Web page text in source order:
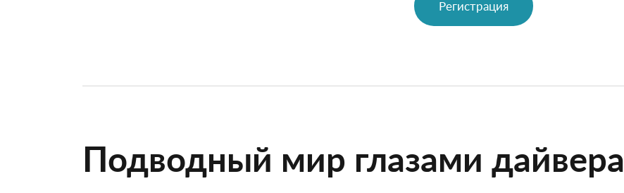
Регистрация
Подводный мир глазами дайвера